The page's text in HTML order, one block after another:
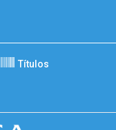
Títulos